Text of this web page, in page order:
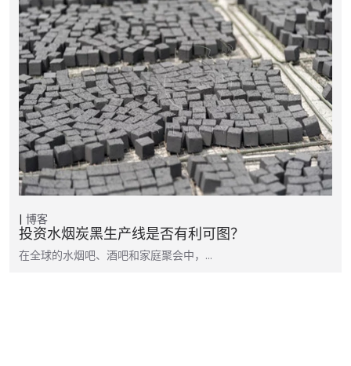
博客
投资水烟炭黑生产线是否有利可图？
在全球的水烟吧、酒吧和家庭聚会中，…